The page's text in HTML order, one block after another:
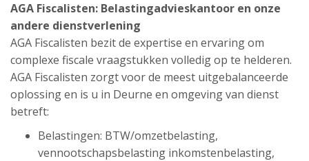
AGA Fiscalisten: Belastingadvieskantoor en onze
andere dienstverlening
AGA Fiscalisten bezit de expertise en ervaring om
complexe fiscale vraagstukken volledig op te helderen.
AGA Fiscalisten zorgt voor de meest uitgebalanceerde
oplossing en is u in Deurne en omgeving van dienst
betreft:
Belastingen: BTW/omzetbelasting,
vennootschapsbelasting inkomstenbelasting,